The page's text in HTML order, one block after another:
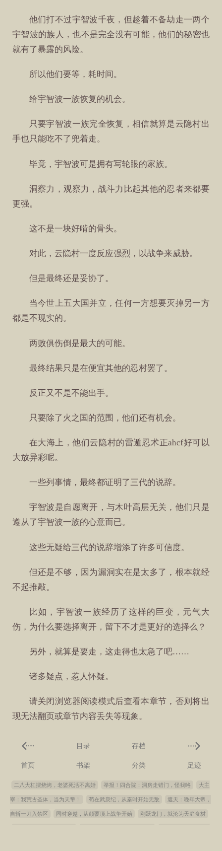
他们打不过宇智波千夜，但趁着不备劫走一两个
宇智波的族人，也不是完全没有可能，他们的秘密也
就有了暴露的风险。
所以他们要等，耗时间。
给宇智波一族恢复的机会。
只要宇智波一族完全恢复，相信就算是云隐村出
手也只能吃不了兜着走。
毕竟，宇智波可是拥有写轮眼的家族。
洞察力，观察力，战斗力比起其他的忍者来都要
更强。
这不是一块好啃的骨头。
对此，云隐村一度反应强烈，以战争来威胁。
但是最终还是妥协了。
当今世上五大国并立，任何一方想要灭掉另一方
都是不现实的。
两败俱伤倒是最大的可能。
最终结果只是在便宜其他的忍村罢了。
反正又不是不能出手。
只要除了火之国的范围，他们还有机会。
在大海上，他们云隐村的雷遁忍术正ahcf好可以
大放异彩呢。
一些列事情，最终都证明了三代的说辞。
宇智波是自愿离开，与木叶高层无关，他们只是
遵从了宇智波一族的心意而已。
这些无疑给三代的说辞增添了许多可信度。
但还是不够，因为漏洞实在是太多了，根本就经
不起推敲。
比如，宇智波一族经历了这样的巨变，元气大
伤，为什么要选择离开，留下不才是更好的选择么？
另外，就算是要走，这走得也太急了吧……
诸多疑点，惹人怀疑。
请关闭浏览器阅读模式后查看本章节，否则将出
现无法翻页或章节内容丢失等现象。
目录 存档
首页 书架 分类 足迹
二八大杠摆烧烤，老婆死活不离婚 举报！四合院：洞房走错门，怪我咯 大主
宰：我荒古圣体，当为天帝！ 苟在武庚纪，从秦时开始无敌 遮天：晚年大帝，
自斩一刀入禁区 同时穿越，从颠覆顶上战争开始 刚跃龙门，就沦为天庭食材